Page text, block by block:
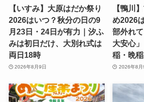
【いすみ】大原はだか祭り
2026はいつ？秋分の日の9
月23日・24日が有力｜汐ふ
両日18時
2026年8月9日
【鴨川
め2026
部外れ
稲・晩稲
2026年8